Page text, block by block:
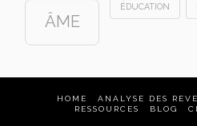
ÂME
ÉDUCATION
HOME ANALYSE DES
RESSOURCES
BLOG